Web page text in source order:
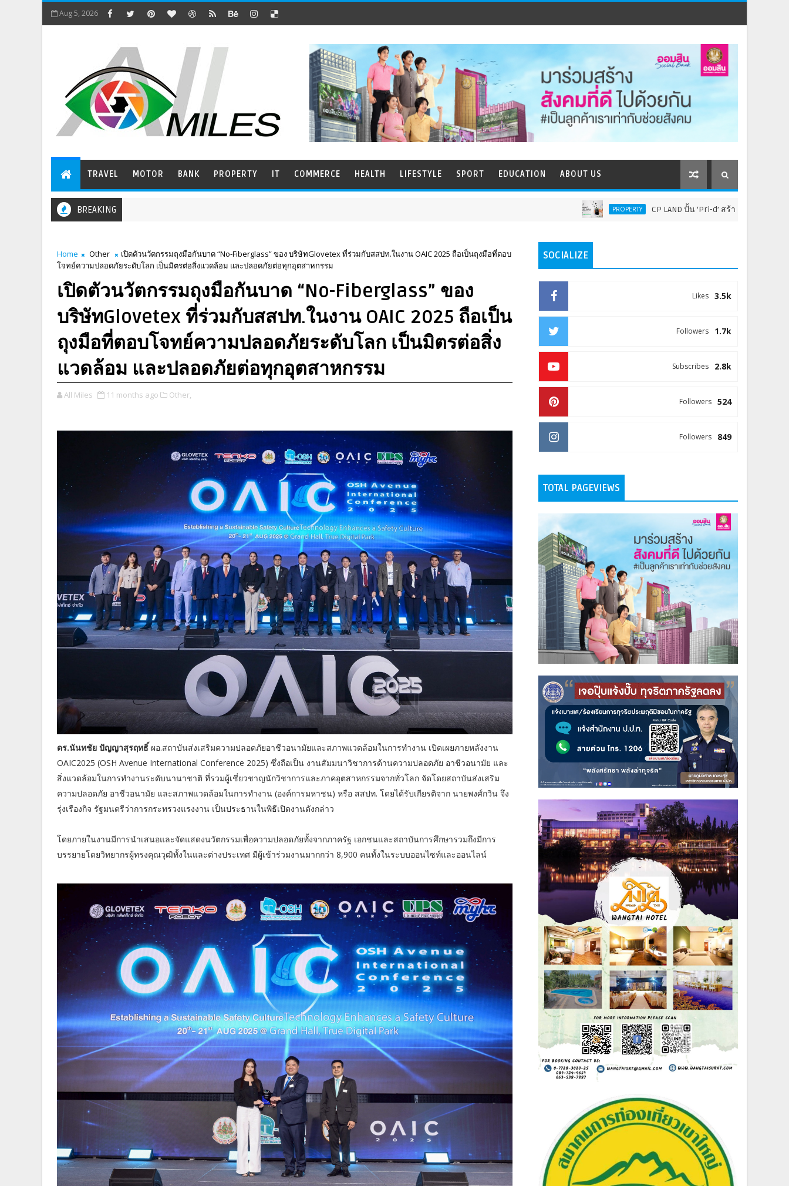
Aug 5, 2026
TRAVEL MOTOR BANK PROPERTY IT COMMERCE HEALTH LIFESTYLE SPORT EDUCATION ABOUT US
BREAKING CP LAND ปั้น ‘Pri-d’ สร้าง Customer Ecosystem เชื่
Home Other
เปิดตัวนวัตกรรมถุงมือกันบาด “No-Fiberglass” ของ บริษัทGlovetex ที่ร่วมกับสสปท.ในงาน OAIC 2025 ถือเป็นถุงมือที่ตอบ
โจทย์ความปลอดภัยระดับโลก เป็นมิตรต่อสิ่งแวดล้อม และปลอดภัยต่อทุกอุตสาหกรรม
เปิดตัวนวัตกรรมถุงมือกันบาด “No-Fiberglass” ของ
บริษัทGlovetex ที่ร่วมกับสสปท.ในงาน OAIC 2025 ถือเป็น
ถุงมือที่ตอบโจทย์ความปลอดภัยระดับโลก เป็นมิตรต่อสิ่ง
แวดล้อม และปลอดภัยต่อทุกอุตสาหกรรม
All Miles 11 months ago Other,
ดร.นันทชัย ปัญญาสุรฤทธิ์ ผอ.สถาบันส่งเสริมความปลอดภัยอาชีวอนามัยและสภาพแวดล้อมในการทำงาน เปิดเผยภายหลังงาน
OAIC2025 (OSH Avenue International Conference 2025) ซึ่งถือเป็น งานสัมมนาวิชาการด้านความปลอดภัย อาชีวอนามัย และ
สิ่งแวดล้อมในการทำงานระดับนานาชาติ ที่รวมผู้เชี่ยวชาญนักวิชาการและภาคอุตสาหกรรมจากทั่วโลก จัดโดยสถาบันส่งเสริม
ความปลอดภัย อาชีวอนามัย และสภาพแวดล้อมในการทำงาน (องค์การมหาชน) หรือ สสปท. โดยได้รับเกียรติจาก นายพงศ์กวิน จึง
รุ่งเรืองกิจ รัฐมนตรีว่าการกระทรวงแรงงาน เป็นประธานในพิธีเปิดงานดังกล่าว
โดยภายในงานมีการนำเสนอและจัดแสดงนวัตกรรมเพื่อความปลอดภัยทั้งจากภาครัฐ เอกชนและสถาบันการศึกษารวมถึงมีการ
บรรยายโดยวิทยากรผู้ทรงคุณวุฒิทั้งในและต่างประเทศ มีผู้เข้าร่วมงานมากกว่า 8,900 คนทั้งในระบบออนไซท์และออนไลน์
SOCIALIZE
3.5k
Likes
1.7k
Followers
2.8k
Subscribes
524
Followers
849
Followers
TOTAL PAGEVIEWS